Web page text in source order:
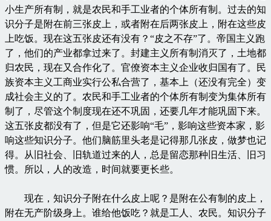
小生产所有制，就是农民和手工业者的个体所有制。过去的知
识分子是附在前三张皮上，或者附在后两张皮上，附在这些皮
上吃饭。现在这五张皮还有没有？“皮之不存”了。帝国主义跑
了，他们的产业都拿过来了。封建主义所有制消灭了，土地都
归农民，现在又合作化了。官僚资本主义企业收归国有了。民
族资本主义工商业实行公私合营了，基本上（还没有完全）变
成社会主义的了。农民和手工业者的个体所有制变为集体所有
制了，尽管这个制度现在还不巩固，还要几年才能巩固下来。
这五张皮都没有了，但是它还影响“毛”，影响这些资本家，影
响这些知识分子。他们脑筋里头老是记得那几张皮，做梦也记
得。从旧社会、旧轨道过来的人，总是留恋那种旧生活、旧习
惯。所以，人的改造，时间就要更长些。
现在，知识分子附在什么皮上呢？是附在公有制的皮上，
附在无产阶级身上。谁给他饭吃？就是工人、农民。知识分子